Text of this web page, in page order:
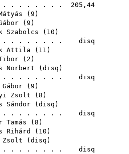
. . . . . . . 205,44
( 9 )
( 9 )
Szabolcs ( 10 )
. . . . . . . disq
Attila ( 11 )
( 2 )
Norbert ( disq )
. . . . . . . disq
Gábor ( 9 )
Zsolt ( 8 )
Sándor ( disq )
. . . . . . . disq
Tamás ( 8 )
Rihárd
( 10 )
Zsolt ( disq )
. . . . . . . disq